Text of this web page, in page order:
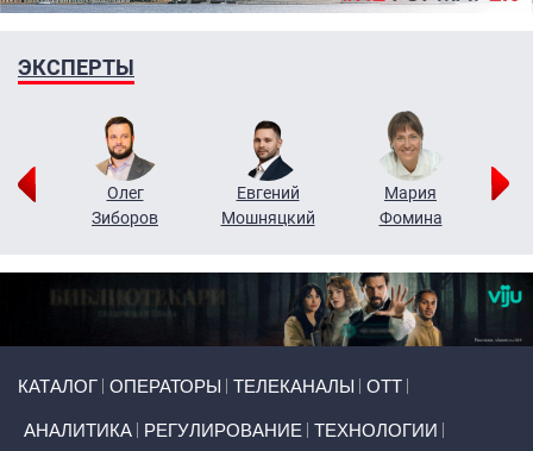
ЭКСПЕРТЫ
Олег
Зиборов
Евгений
Мошняцкий
Мария
Фомина
КАТАЛОГ ОПЕРАТОРЫ ТЕЛЕКАНАЛЫ ОТТ
АНАЛИТИКА РЕГУЛИРОВАНИЕ ТЕХНОЛОГИИ